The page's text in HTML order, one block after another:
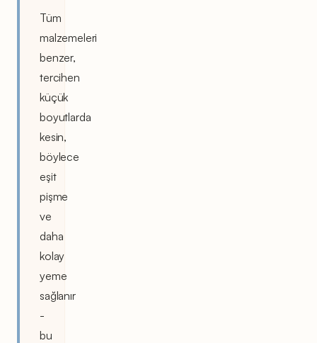
Tüm
malzemeleri
benzer,
tercihen
küçük
boyutlarda
kesin,
böylece
eşit
pişme
ve
daha
kolay
yeme
sağlanır
-
bu